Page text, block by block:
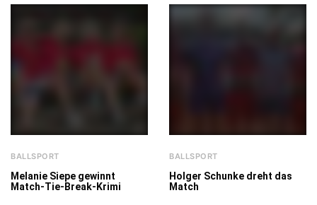
BALLSPORT
Melanie Siepe gewinnt
Match-Tie-Break-Krimi
BALLSPORT
Holger Schunke dreht das
Match